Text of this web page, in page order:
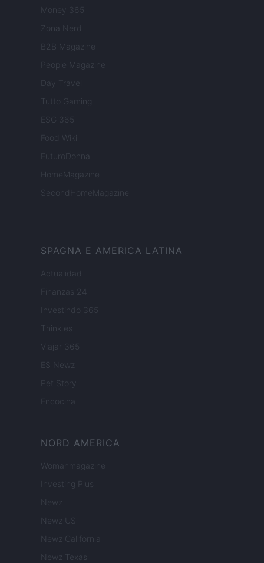
Money 365
Zona Nerd
B2B Magazine
People Magazine
Day Travel
Tutto Gaming
ESG 365
Food Wiki
FuturoDonna
HomeMagazine
SecondHomeMagazine
SPAGNA E AMERICA LATINA
Actualidad
Finanzas 24
Investindo 365
Think.es
Viajar 365
ES Newz
Pet Story
Encocina
NORD AMERICA
Womanmagazine
Investing Plus
Newz
Newz US
Newz California
Newz Texas